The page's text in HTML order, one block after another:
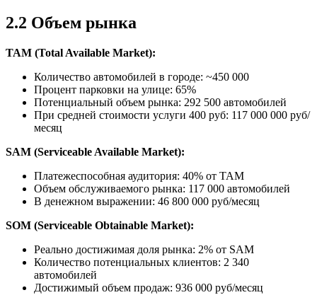
2.2 Объем рынка
TAM (Total Available Market):
Количество автомобилей в городе: ~450 000
Процент парковки на улице: 65%
Потенциальный объем рынка: 292 500 автомобилей
При средней стоимости услуги 400 руб: 117 000 000 руб/
месяц
SAM (Serviceable Available Market):
Платежеспособная аудитория: 40% от TAM
Объем обслуживаемого рынка: 117 000 автомобилей
В денежном выражении: 46 800 000 руб/месяц
SOM (Serviceable Obtainable Market):
Реально достижимая доля рынка: 2% от SAM
Количество потенциальных клиентов: 2 340
автомобилей
Достижимый объем продаж: 936 000 руб/месяц